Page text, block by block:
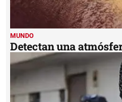
MUNDO
Detectan una